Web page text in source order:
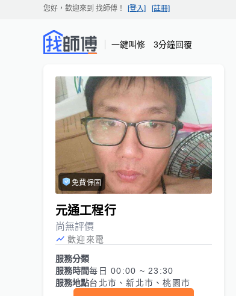
您好，歡迎來到 找師傅 ！ [登入] [註冊]
一鍵叫修 3分鐘回覆
免費保固
元通工程行
尚無評價
歡迎來電
服務分類
服務時間每日 00:00 ~ 23:30
服務地點台北市、新北市、桃園市